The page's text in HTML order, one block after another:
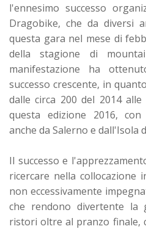
l'ennesimo successo
Dragobike, che da diversi
questa gara nel mese di
della stagione di
manifestazione ha
successo crescente, in
dalle circa 200 del 2014
questa edizione 2016,
anche da Salerno e dall'Isola
Il successo e
ricercare nella collocazione
non eccessivamente
che rendono divertente la
ristori oltre al pranzo finale,